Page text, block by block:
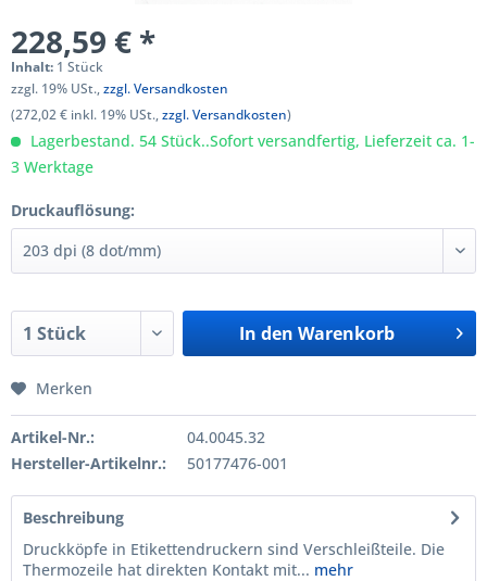
228,59 € *
Inhalt: 1 Stück
zzgl. 19% USt.,zzgl. Versandkosten
(272,02 € inkl. 19% USt.,zzgl. Versandkosten)
Lagerbestand. 54 Stück..Sofort versandfertig, Lieferzeit ca. 1-
3 Werktage
Druckauflösung:
In den Warenkorb
Merken
Artikel-Nr.:
04.0045.32
Hersteller-Artikelnr.:
50177476-001
Beschreibung
Druckköpfe in Etikettendruckern sind Verschleißteile. Die
Thermo­zeile hat direkten Kontakt mit... mehr